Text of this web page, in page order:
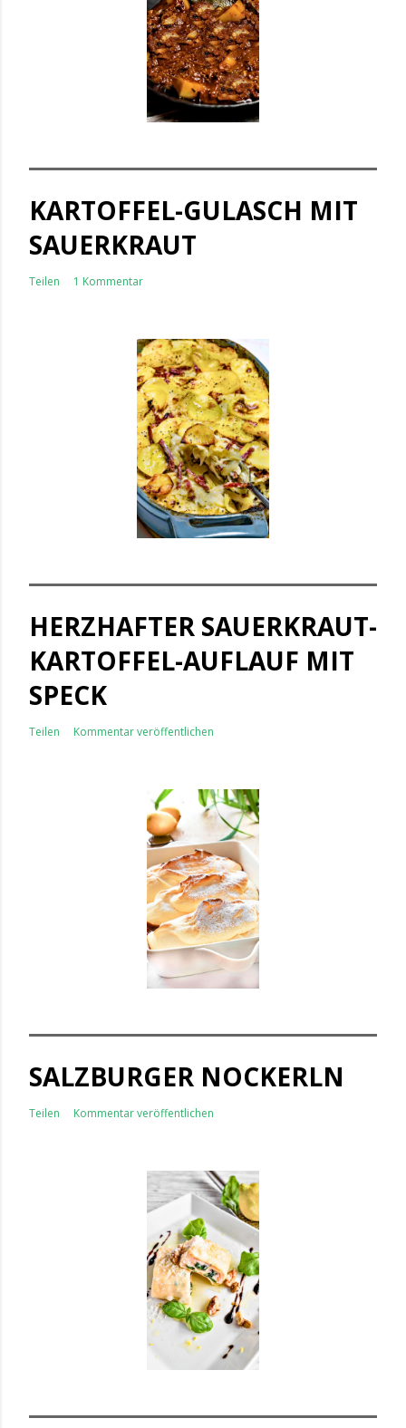
KARTOFFEL-GULASCH MIT
SAUERKRAUT
Teilen 1 Kommentar
HERZHAFTER SAUERKRAUT-
KARTOFFEL-AUFLAUF MIT
SPECK
Teilen Kommentar veröffentlichen
SALZBURGER NOCKERLN
Teilen Kommentar veröffentlichen